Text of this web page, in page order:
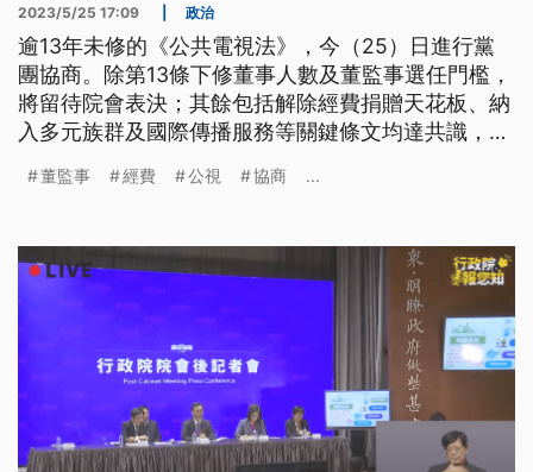
2023/5/25 17:09 政治
逾13年未修的《公共電視法》，今（25）日進行黨
團協商。除第13條下修董事人數及董監事選任門檻，
將留待院會表決；其餘包括解除經費捐贈天花板、納
入多元族群及國際傳播服務等關鍵條文均達共識，將
董監事 經費 公視 協商 ...